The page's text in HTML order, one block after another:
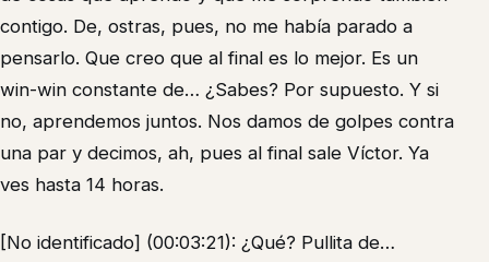
contigo. De, ostras, pues, no me había parado a
pensarlo. Que creo que al final es lo mejor. Es un
win-win constante de… ¿Sabes? Por supuesto. Y si
no, aprendemos juntos. Nos damos de golpes contra
una par y decimos, ah, pues al final sale Víctor. Ya
ves hasta 14 horas.
[No identificado] (00:03:21): ¿Qué? Pullita de…